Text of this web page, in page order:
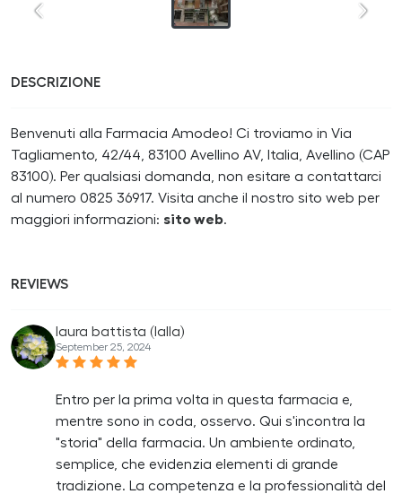
DESCRIZIONE
Benvenuti alla Farmacia Amodeo! Ci troviamo in Via
Tagliamento, 42/44, 83100 Avellino AV, Italia, Avellino (CAP
83100). Per qualsiasi domanda, non esitare a contattarci
al numero 0825 36917. Visita anche il nostro sito web per
maggiori informazioni: sito web.
REVIEWS
laura battista (lalla)
September 25, 2024
Entro per la prima volta in questa farmacia e,
mentre sono in coda, osservo. Qui s'incontra la
"storia" della farmacia. Un ambiente ordinato,
semplice, che evidenzia elementi di grande
tradizione. La competenza e la professionalità del